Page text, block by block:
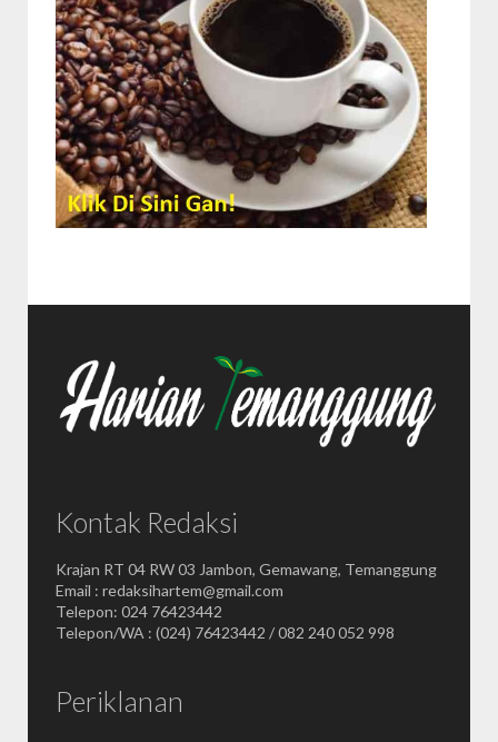
Kontak Redaksi
Krajan RT 04 RW 03 Jambon, Gemawang, Temanggung
Email : redaksihartem@gmail.com
Telepon: 024 76423442
Telepon/WA : (024) 76423442 / 082 240 052 998
Periklanan